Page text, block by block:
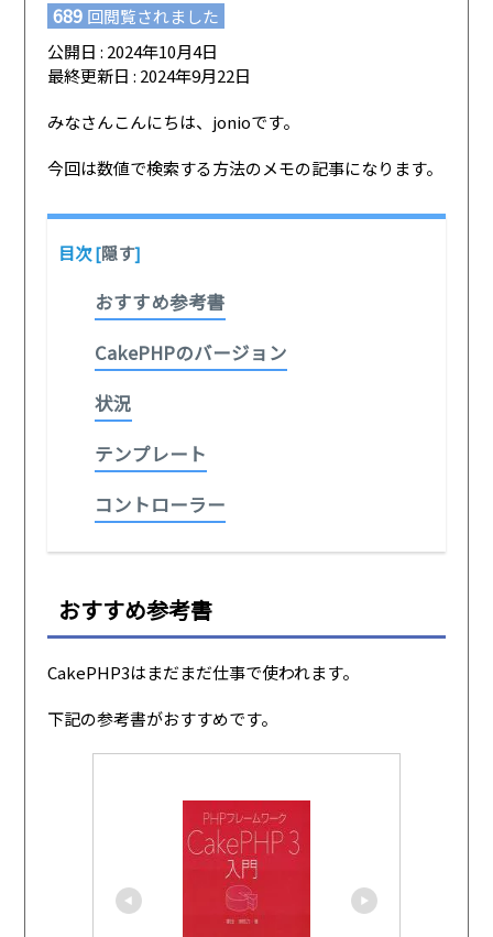
689 回閲覧されました
公開日 : 2024年10月4日
最終更新日 : 2024年9月22日
みなさんこんにちは、jonioです。
今回は数値で検索する方法のメモの記事になります。
目次[隠す]
おすすめ参考書
CakePHPのバージョン
状況
テンプレート
コントローラー
おすすめ参考書
CakePHP3はまだまだ仕事で使われます。
下記の参考書がおすすめです。